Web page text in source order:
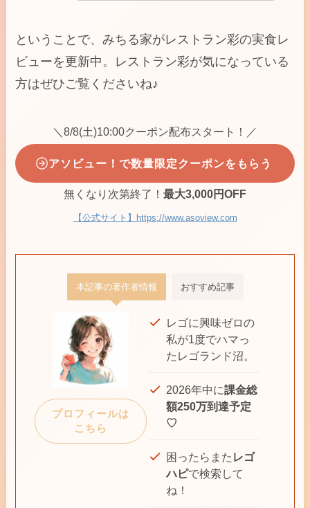
ということで、みちる家がレストラン彩の実食レ
ビューを更新中。レストラン彩が気になっている
方はぜひご覧くださいね♪
＼8/8(土)10:00クーポン配布スタート！／
アソビュー！で数量限定クーポンをもらう
無くなり次第終了！ 最大3,000円OFF
【公式サイト】https://www.asoview.com
本記事の著作者情報 おすすめ記事
プロフィールは
こちら
レゴに興味ゼロの
私が1度でハマっ
たレゴランド沼。
2026年中に課金総
額250万到達予定
♡
困ったらまた レゴ
ハピで検索して
ね！